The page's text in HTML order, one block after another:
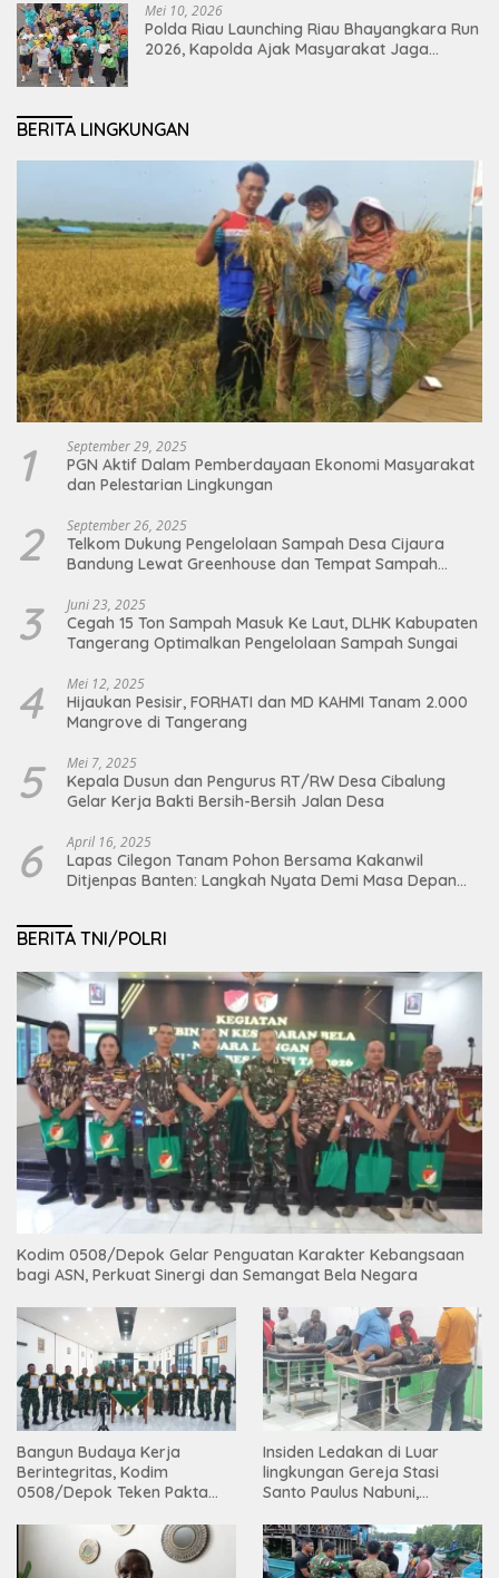
Mei 10, 2026
Polda Riau Launching Riau Bhayangkara Run
2026, Kapolda Ajak Masyarakat Jaga
BERITA LINGKUNGAN
1 September 29, 2025
PGN Aktif Dalam Pemberdayaan Ekonomi Masyarakat
dan Pelestarian Lingkungan
2 September 26, 2025
Telkom Dukung Pengelolaan Sampah Desa Cijaura
Bandung Lewat Greenhouse dan Tempat Sampah
3 Juni 23, 2025
Cegah 15 Ton Sampah Masuk Ke Laut, DLHK Kabupaten
Tangerang Optimalkan Pengelolaan Sampah Sungai
4 Mei 12, 2025
Hijaukan Pesisir, FORHATI dan MD KAHMI Tanam 2.000
Mangrove di Tangerang
5 Mei 7, 2025
Kepala Dusun dan Pengurus RT/RW Desa Cibalung
Gelar Kerja Bakti Bersih-Bersih Jalan Desa
6 April 16, 2025
Lapas Cilegon Tanam Pohon Bersama Kakanwil
Ditjenpas Banten: Langkah Nyata Demi Masa Depan
BERITA TNI/POLRI
Kodim 0508/Depok Gelar Penguatan Karakter Kebangsaan
bagi ASN, Perkuat Sinergi dan Semangat Bela Negara
Bangun Budaya Kerja
Berintegritas, Kodim
0508/Depok Teken Pakta
Insiden Ledakan di Luar
lingkungan Gereja Stasi
Santo Paulus Nabuni,